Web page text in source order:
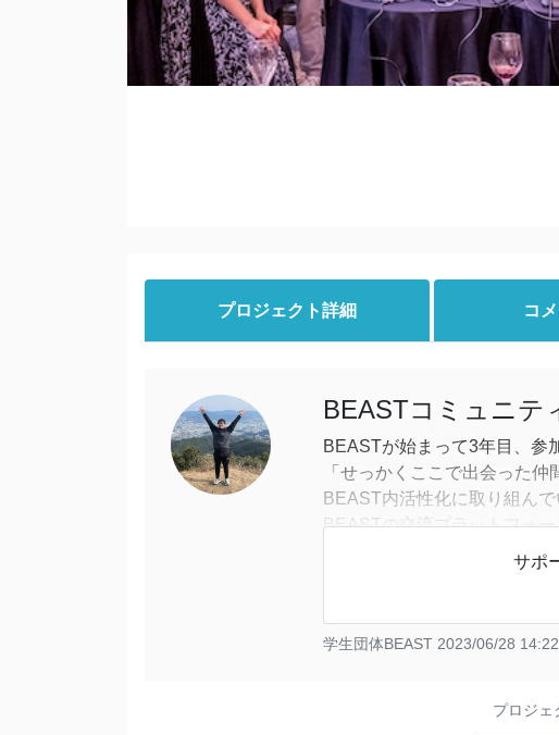
プロジェクト詳細 コ
BEASTコミュニテ
BEASTが始まって3年目、参
「せっかくここで出会った
BEAST内活性化に取り組ん
BEASTの交流プラットフォ
サポ
学生団体BEAST 2023/06/28
プロジェ